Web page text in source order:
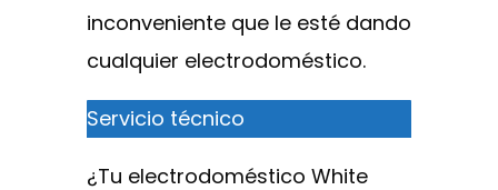
inconveniente que le esté dando
cualquier electrodoméstico.
Servicio técnico
¿Tu electrodoméstico White